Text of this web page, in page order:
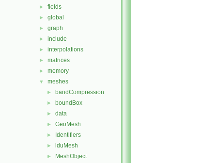
► fields
► global
► graph
► include
► interpolations
► matrices
► memory
▼ meshes
► bandCompression
► boundBox
► data
► GeoMesh
► Identifiers
► lduMesh
► MeshObject